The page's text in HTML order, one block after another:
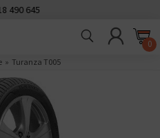
490 645
0
Turanza T005